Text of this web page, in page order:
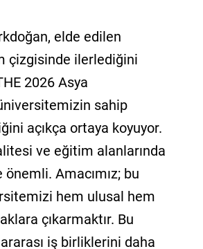
elde edilen
çizgisinde ilerlediğini
2026 Asya
sahip
açıkça ortaya koyuyor.
ve eğitim alanlarında
Amacımız; bu
hem ulusal hem
çıkarmaktır. Bu
iş birliklerini daha